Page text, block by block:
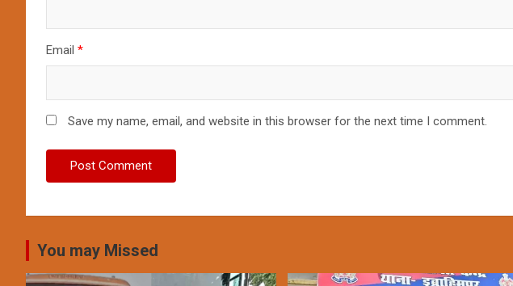
Email *
Save my name, email, and website in this browser for the next time I comment.
You may Missed